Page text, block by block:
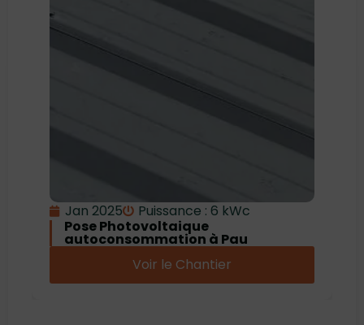
Jan 2025
Puissance : 6 kWc
Pose Photovoltaique
autoconsommation à Pau
Voir le Chantier